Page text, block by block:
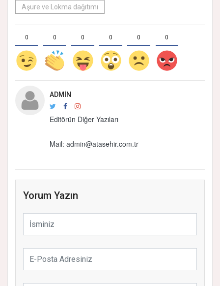
Aşure ve Lokma dağıtımı
0 0 0 0 0 0
ADMIN
Editörün Diğer Yazıları
Mail: admin@atasehir.com.tr
Yorum Yazın